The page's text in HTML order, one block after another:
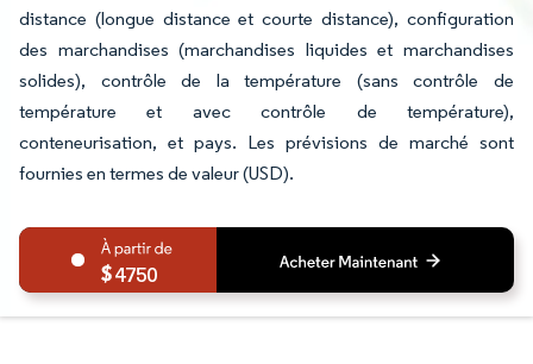
distance (longue distance et courte distance), configuration
des marchandises (marchandises liquides et marchandises
solides), contrôle de la température (sans contrôle de
température et avec contrôle de température),
conteneurisation, et pays. Les prévisions de marché sont
fournies en termes de valeur (USD).
4750